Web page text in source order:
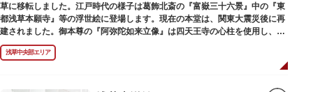
草に移転しました。江戸時代の様子は葛飾北斎の『富嶽三十六景』中の『東
都浅草本願寺』等の浮世絵に登場します。現在の本堂は、関東大震災後に再
建されました。御本尊の『阿弥陀如来立像』は四天王寺の心柱を使用し、嘉
禄2年（1226）頃の作と伝わっています。また、梵鐘は寛永7年（1630）以
後のものと推定され、都内に現存する梵鐘の中では有数の風格を誇り、毎年
浅草中央部エリア